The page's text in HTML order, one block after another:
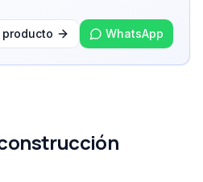
producto WhatsApp